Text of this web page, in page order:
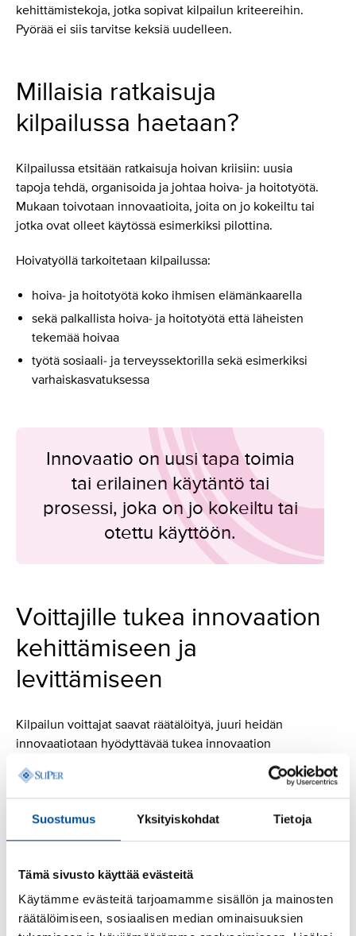
Suostumus Yksityiskohdat Tietoja
Tämä sivusto käyttää evästeitä
Käytämme evästeitä tarjoamamme sisällön ja mainosten
räätälöimiseen, sosiaalisen median ominaisuuksien
kehittämistekoja, jotka sopivat kilpailun kriteereihin.
Pyörää ei siis tarvitse keksiä uudelleen.
Millaisia ratkaisuja
kilpailussa haetaan?
Kilpailussa etsitään ratkaisuja hoivan kriisiin: uusia
tapoja tehdä, organisoida ja johtaa hoiva- ja hoitotyötä.
Mukaan toivotaan innovaatioita, joita on jo kokeiltu tai
jotka ovat olleet käytössä esimerkiksi pilottina.
Hoivatyöllä tarkoitetaan kilpailussa:
hoiva- ja hoitotyötä koko ihmisen elämänkaarella
sekä palkallista hoiva- ja hoitotyötä että läheisten
tekemää hoivaa
työtä sosiaali- ja terveyssektorilla sekä esimerkiksi
varhaiskasvatuksessa
Innovaatio on uusi tapa toimia
tai erilainen käytäntö tai
prosessi, joka on jo kokeiltu tai
otettu käyttöön.
Voittajille tukea innovaation
kehittämiseen ja
levittämiseen
Kilpailun voittajat saavat räätälöityä, juuri heidän
innovaatiotaan hyödyttävää tukea innovaation
kehittämiseen ja levittämiseen sekä tutkittua tietoa
toiminnastaan.
Pääsevät yhteiskehittämisen areenoille muiden hoivan
sekä tukea innovaatioiden levittämiseen hankkeen
loppuun asti, vuoteen 2031.